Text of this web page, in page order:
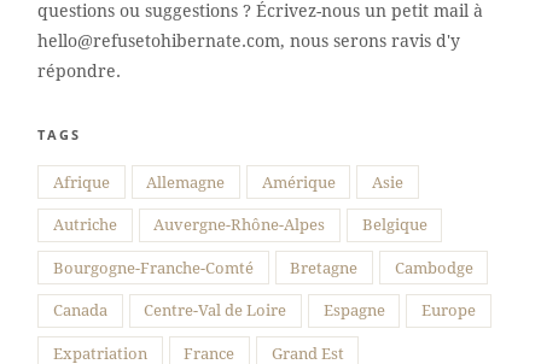
questions ou suggestions ? Écrivez-nous un petit mail à
hello@refusetohibernate.com, nous serons ravis d'y
répondre.
TAGS
Afrique Allemagne Amérique Asie
Autriche Auvergne-Rhône-Alpes Belgique
Bourgogne-Franche-Comté Bretagne Cambodge
Canada Centre-Val de Loire Espagne Europe
Expatriation France Grand Est